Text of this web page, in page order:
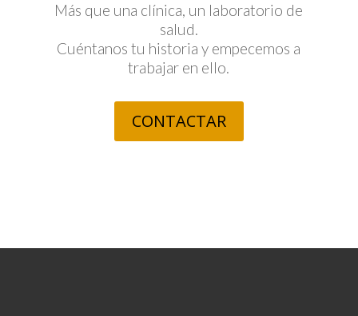
Más que una clínica, un laboratorio de
salud.
Cuéntanos tu historia y empecemos a
trabajar en ello.
CONTACTAR